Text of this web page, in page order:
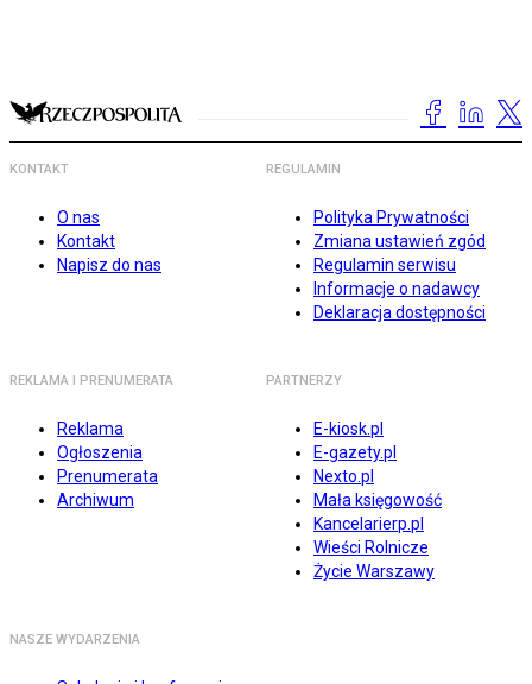
KONTAKT
O nas
Kontakt
Napisz do nas
REGULAMIN
Polityka Prywatności
Zmiana ustawień zgód
Regulamin serwisu
Informacje o nadawcy
Deklaracja dostępności
REKLAMA I PRENUMERATA
Reklama
Ogłoszenia
Prenumerata
Archiwum
PARTNERZY
E-kiosk.pl
E-gazety.pl
Nexto.pl
Mała księgowość
Kancelarierp.pl
Wieści Rolnicze
Życie Warszawy
NASZE WYDARZENIA